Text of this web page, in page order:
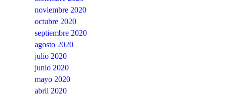
noviembre 2020
octubre 2020
septiembre 2020
agosto 2020
julio 2020
junio 2020
mayo 2020
abril 2020